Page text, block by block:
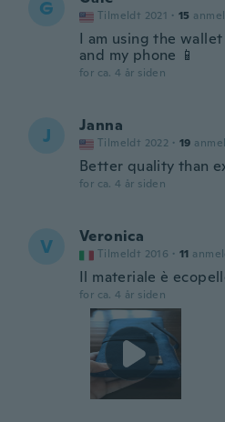
G Tilmeldt 2021 · 15
I am using the
and my phone 📱
for ca. 4 år siden
J Janna
Tilmeldt 2022 · 19
Better quality than
for ca. 4 år siden
V Veronica
Tilmeldt 2016 · 11
Il materiale è
for ca. 4 år siden